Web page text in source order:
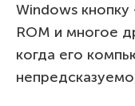
Windows кнопку
ROM и многое
когда его